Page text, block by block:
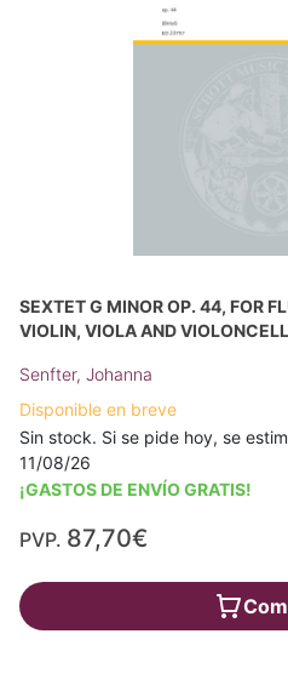
SEXTET G MINOR OP. 44, FOR
VIOLIN, VIOLA AND
Senfter, Johanna
Disponible en breve
Sin stock. Si se pide hoy, se
11/08/26
¡GASTOS DE ENVÍO GRATIS!
PVP. 87,70€